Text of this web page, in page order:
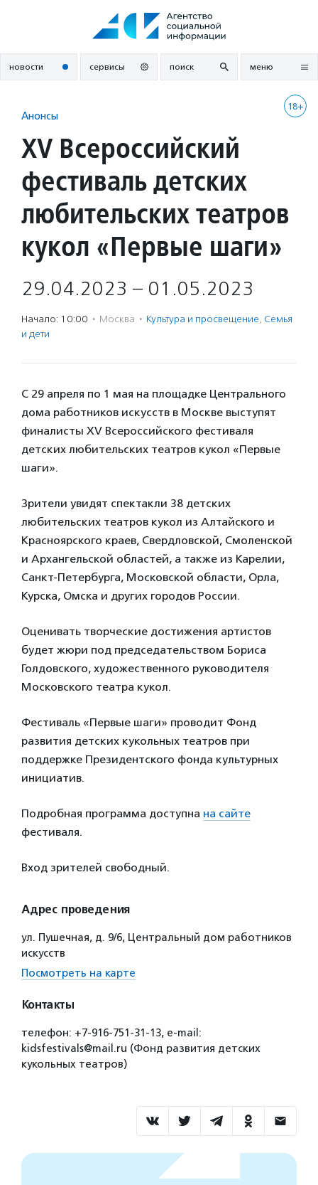
новости сервисы поиск меню
18+
Анонсы
XV Всероссийский
фестиваль детских
любительских театров
кукол «Первые шаги»
29.04.2023 – 01.05.2023
Начало: 10:00 · Москва · Культура и просвещение, Семья
и дети
С 29 апреля по 1 мая на площадке Центрального
дома работников искусств в Москве выступят
финалисты XV Всероссийского фестиваля
детских любительских театров кукол «Первые
шаги».
Зрители увидят спектакли 38 детских
любительских театров кукол из Алтайского и
Красноярского краев, Свердловской, Смоленской
и Архангельской областей, а также из Карелии,
Санкт-Петербурга, Московской области, Орла,
Курска, Омска и других городов России.
Оценивать творческие достижения артистов
будет жюри под председательством Бориса
Голдовского, художественного руководителя
Московского театра кукол.
Фестиваль «Первые шаги» проводит Фонд
развития детских кукольных театров при
поддержке Президентского фонда культурных
инициатив.
Подробная программа доступна на сайте
фестиваля.
Вход зрителей свободный.
Адрес проведения
ул. Пушечная, д. 9/6, Центральный дом работников
искусств
Посмотреть на карте
Контакты
телефон: +7-916-751-31-13, е-mail:
kidsfestivals@mail.ru (Фонд развития детских
кукольных театров)